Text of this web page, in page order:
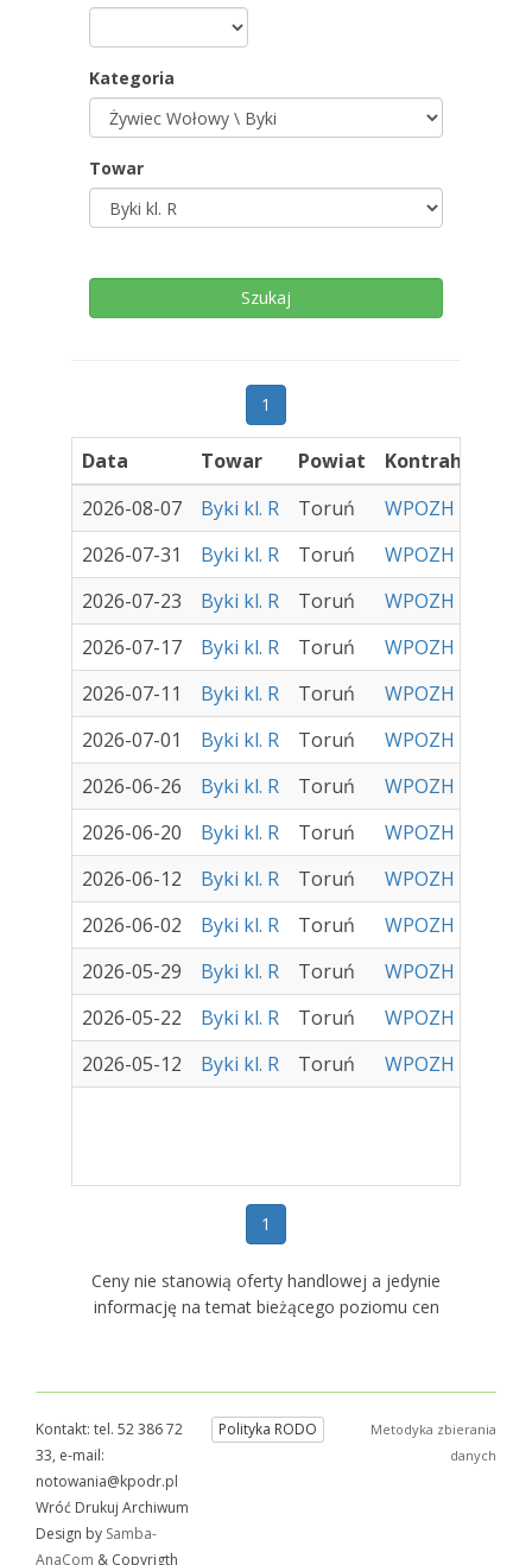
Kategoria
Towar
1
Data Towar Powiat
Kontrahent
2026-08-07
Byki kl. R Toruń
WPOZH Sp. z
2026-07-31
Byki kl. R Toruń
WPOZH Sp. z
2026-07-23
Byki kl. R Toruń
WPOZH Sp. z
2026-07-17
Byki kl. R Toruń
WPOZH Sp. z
2026-07-11
Byki kl. R Toruń
WPOZH Sp. z
2026-07-01
Byki kl. R Toruń
WPOZH Sp. z
2026-06-26
Byki kl. R Toruń
WPOZH Sp. z
2026-06-20
Byki kl. R Toruń
WPOZH Sp. z
2026-06-12
Byki kl. R Toruń
WPOZH Sp. z
2026-06-02
Byki kl. R Toruń
WPOZH Sp. z
2026-05-29
Byki kl. R Toruń
WPOZH Sp. z
2026-05-22
Byki kl. R Toruń
WPOZH Sp. z
2026-05-12
Byki kl. R Toruń WPOZH Sp. z
1
Ceny nie stanowią oferty handlowej a jedynie
informację na temat bieżącego poziomu cen
Kontakt: tel. 52 386 72
33, e-mail:
notowania@kpodr.pl
Wróć Drukuj Archiwum
Design by Samba-
AnaCom & Copyrigth
Polityka RODO
Metodyka zbierania
danych